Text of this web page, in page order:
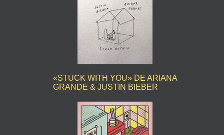
«STUCK WITH YOU» DE ARIANA
GRANDE & JUSTIN BIEBER